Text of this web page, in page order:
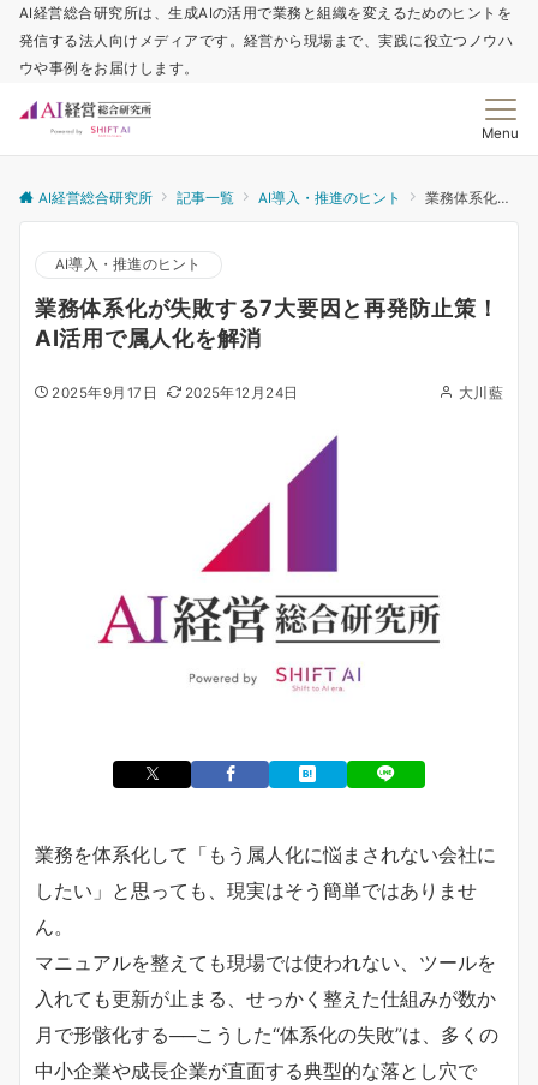
AI経営総合研究所は、生成AIの活用で業務と組織を変えるためのヒントを
発信する法人向けメディアです。経営から現場まで、実践に役立つノウハ
ウや事例をお届けします。
Menu
AI経営総合研究所 記事一覧 AI導入・推進のヒント 業務体系化が失敗する7大要因と再発防止策！AI活用で属人化を解消
AI導入・推進のヒント
業務体系化が失敗する7大要因と再発防止策！
AI活用で属人化を解消
2025年9月17日 2025年12月24日 大川藍
業務を体系化して「もう属人化に悩まされない会社に
したい」と思っても、現実はそう簡単ではありませ
ん。
マニュアルを整えても現場では使われない、ツールを
入れても更新が止まる、せっかく整えた仕組みが数か
月で形骸化する──こうした“体系化の失敗”は、多くの
中小企業や成長企業が直面する典型的な落とし穴で